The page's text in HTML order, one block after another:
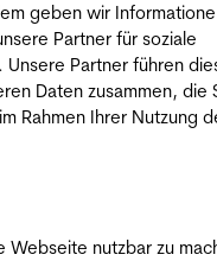
geben wir
Partner für soziale
Partner führen
Daten zusammen, die
Rahmen Ihrer Nutzung
nutzbar zu